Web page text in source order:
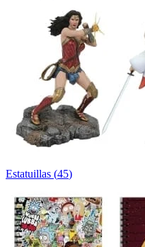
Estatuillas (45)